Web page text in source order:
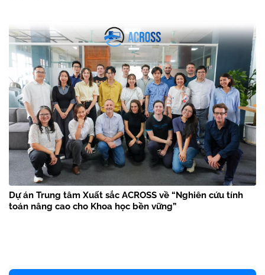
Dự án Trung tâm Xuất sắc ACROSS về “Nghiên cứu tính
toán nâng cao cho Khoa học bền vững”